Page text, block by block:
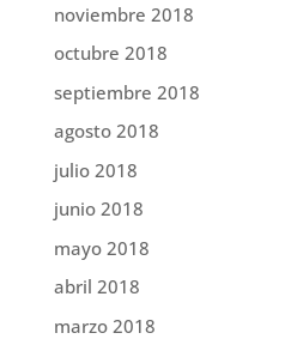
noviembre 2018
octubre 2018
septiembre 2018
agosto 2018
julio 2018
junio 2018
mayo 2018
abril 2018
marzo 2018